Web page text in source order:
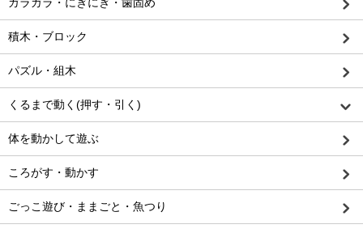
積木・ブロック
パズル・組木
くるまで動く(押す・引く)
体を動かして遊ぶ
ころがす・動かす
ごっこ遊び・ままごと・魚つり